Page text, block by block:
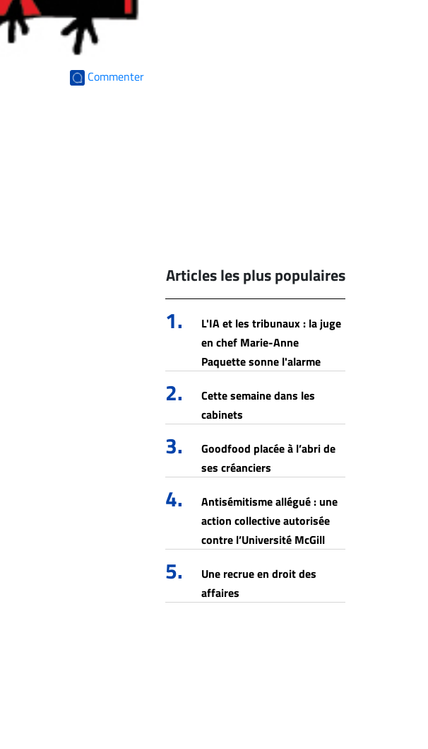
Commenter
Articles les plus populaires
1.
L'IA et les tribunaux : la juge
en chef Marie-Anne
Paquette sonne l'alarme
2.
Cette semaine dans les
cabinets
3.
Goodfood placée à l’abri de
ses créanciers
4.
Antisémitisme allégué : une
action collective autorisée
contre l’Université McGill
5.
Une recrue en droit des
affaires